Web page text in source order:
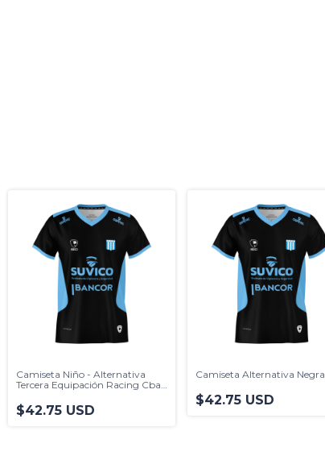
Camiseta Niño - Alternativa
Tercera Equipación Racing Cba.
$42.75 USD
Camiseta Alternativa Negra
$42.75 USD